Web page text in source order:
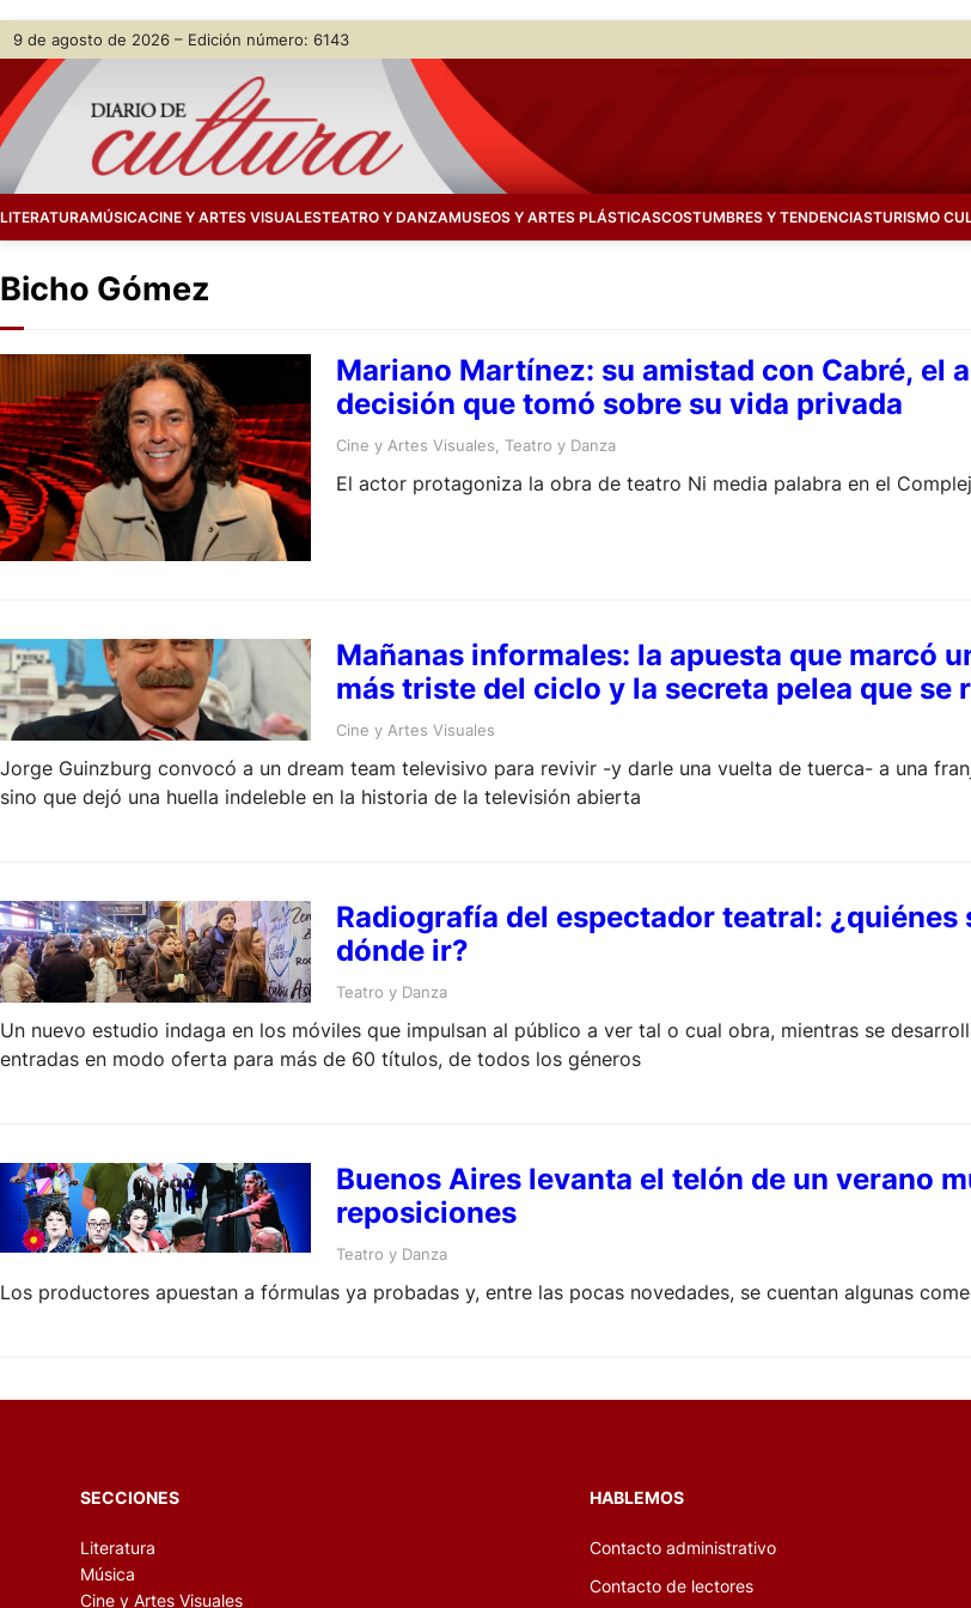
Skip
content
9 de agosto de 2026 – Edición número: 6143
LITERATURAMÚSICACINE Y ARTES VISUALESTEATRO Y DANZAMUSEOS Y ARTES PLÁSTICASCOSTUMBRES Y TENDENCIASTURISMO
Bicho Gómez
Mariano Martínez: su amistad con Cabré, el
decisión que tomó sobre su vida privada
Cine y Artes Visuales Teatro y Danza
El actor protagoniza la obra de teatro Ni media palabra en el
Mañanas informales: la apuesta que marcó
más triste del ciclo y la secreta pelea que se
Cine y Artes Visuales
Jorge Guinzburg convocó a un dream team televisivo para revivir -y darle una vuelta de tuerca- a una
sino que dejó una huella indeleble en la historia de la televisión abierta
Radiografía del espectador teatral:
dónde ir?
Teatro y Danza
Un nuevo estudio indaga en los móviles que impulsan al público a ver tal o cual obra, mientras se
entradas en modo oferta para más de 60 títulos, de todos los géneros
Buenos Aires levanta el telón de un verano
reposiciones
Teatro y Danza
Los productores apuestan a fórmulas ya probadas y, entre las pocas novedades, se cuentan algunas
SECCIONES
Literatura
Música
Cine y Artes Visuales
HABLEMOS
Contacto administrativo
Contacto de lectores